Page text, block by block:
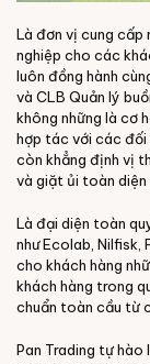
Là đơn vị cung cấp
nghiệp cho các
luôn đồng hành
và CLB Quản lý
không những là cơ
hợp tác với các đối
còn khẳng định vị
và giặt ủi toàn diện
Là đại diện toàn
như Ecolab, Nilfisk,
cho khách hàng
khách hàng trong
chuẩn toàn cầu từ
Pan Trading tự